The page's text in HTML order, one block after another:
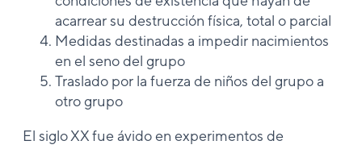
acarrear su destrucción física, total o parcial
Medidas destinadas a impedir nacimientos
en el seno del grupo
Traslado por la fuerza de niños del grupo a
otro grupo
El siglo XX fue ávido en experimentos de